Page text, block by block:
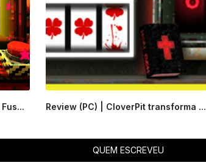
Review (PC) | CloverPit transforma ...
QUEM ESCREVEU